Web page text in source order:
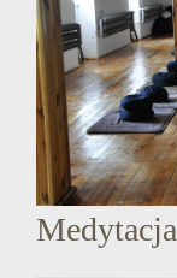
Medytacja